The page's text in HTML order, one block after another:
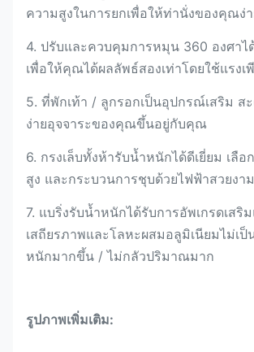
ความสูงในการยกเพื่อให้ท่านั่งของคุณง่
4. ปรับและควบคุมการหมุน 360 องศาไ
เพื่อให้คุณได้ผลลัพธ์สองเท่าโดยใช้แรงเ
5. ที่พักเท้า / ลูกรอกเป็นอุปกรณ์เสริม ส
ง่ายอุจจาระของคุณขึ้นอยู่กับคุณ
6. กรงเล็บทั้งห้ารับน้ำหนักได้ดีเยี่ยม เลื
สูง และกระบวนการชุบด้วยไฟฟ้าสวยงา
7. แบริ่งรับน้ำหนักได้รับการอัพเกรดเสริ
เสถียรภาพและโลหะผสมอลูมิเนียมไม่เ
หนักมากขึ้น / ไม่กลัวปริมาณมาก
รูปภาพเพิ่มเติม: